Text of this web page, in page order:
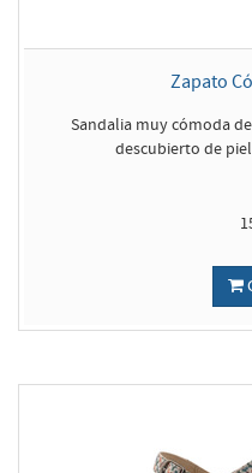
Zapato
Sandalia muy cómoda
descubierto de